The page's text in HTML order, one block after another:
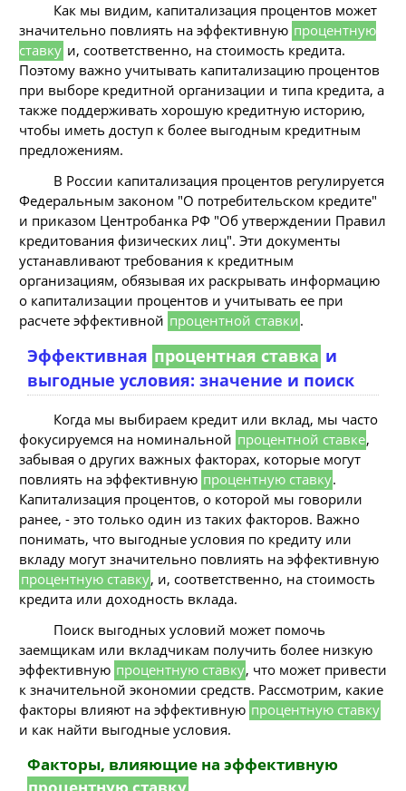
Как мы видим, капитализация процентов может
значительно повлиять на эффективную процентную
ставку и, соответственно, на стоимость кредита.
Поэтому важно учитывать капитализацию процентов
при выборе кредитной организации и типа кредита, а
также поддерживать хорошую кредитную историю,
чтобы иметь доступ к более выгодным кредитным
предложениям.
В России капитализация процентов регулируется
Федеральным законом "О потребительском кредите"
и приказом Центробанка РФ "Об утверждении Правил
кредитования физических лиц". Эти документы
устанавливают требования к кредитным
организациям, обязывая их раскрывать информацию
о капитализации процентов и учитывать ее при
расчете эффективной процентной ставки.
Эффективная процентная ставка и
выгодные условия: значение и поиск
Когда мы выбираем кредит или вклад, мы часто
фокусируемся на номинальной процентной ставке,
забывая о других важных факторах, которые могут
повлиять на эффективную процентную ставку.
Капитализация процентов, о которой мы говорили
ранее, - это только один из таких факторов. Важно
понимать, что выгодные условия по кредиту или
вкладу могут значительно повлиять на эффективную
процентную ставку, и, соответственно, на стоимость
кредита или доходность вклада.
Поиск выгодных условий может помочь
заемщикам или вкладчикам получить более низкую
эффективную процентную ставку, что может привести
к значительной экономии средств. Рассмотрим, какие
факторы влияют на эффективную процентную ставку
и как найти выгодные условия.
Факторы, влияющие на эффективную
процентную ставку